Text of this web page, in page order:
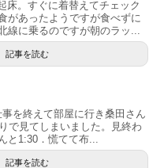
床。すぐに着替えてチェック
があったようですが食べずに
線に乗るのですが朝のラッ...
記事を読む
を終えて部屋に行き桑田さん
で見てしまいました。見終わ
と1:30．慌てて布...
記事を読む